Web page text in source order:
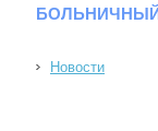
Новости